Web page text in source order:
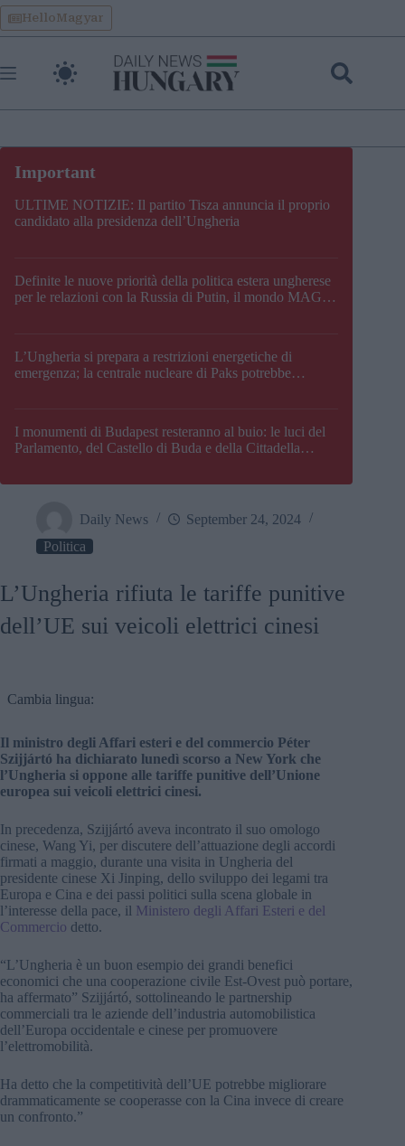
Skip
to
content
HelloMagyar
ULTIME NOTIZIE: Il partito Tisza annuncia il proprio
candidato alla presidenza dell’Ungheria
Definite le nuove priorità della politica estera ungherese
per le relazioni con la Russia di Putin, il mondo MAGA,
L’Ungheria si prepara a restrizioni energetiche di
emergenza; la centrale nucleare di Paks potrebbe
I monumenti di Budapest resteranno al buio: le luci del
Parlamento, del Castello di Buda e della Cittadella
Daily News
September 24, 2024
Politica
L’Ungheria rifiuta le tariffe punitive
dell’UE sui veicoli elettrici cinesi
Cambia lingua:
Il ministro degli Affari esteri e del commercio Péter
Szijjártó ha dichiarato lunedì scorso a New York che
l’Ungheria si oppone alle tariffe punitive dell’Unione
europea sui veicoli elettrici cinesi.
In precedenza, Szijjártó aveva incontrato il suo omologo
cinese, Wang Yi, per discutere dell’attuazione degli accordi
firmati a maggio, durante una visita in Ungheria del
presidente cinese Xi Jinping, dello sviluppo dei legami tra
Europa e Cina e dei passi politici sulla scena globale in
l’interesse della pace, il Ministero degli Affari Esteri e del
Commercio detto.
“L’Ungheria è un buon esempio dei grandi benefici
economici che una cooperazione civile Est-Ovest può portare,
ha affermato” Szijjártó, sottolineando le partnership
commerciali tra le aziende dell’industria automobilistica
dell’Europa occidentale e cinese per promuovere
l’elettromobilità.
Ha detto che la competitività dell’UE potrebbe migliorare
drammaticamente se cooperasse con la Cina invece di creare
un confronto.”